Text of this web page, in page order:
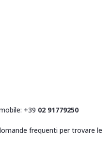
+39 02 91779250
frequenti per trovare le